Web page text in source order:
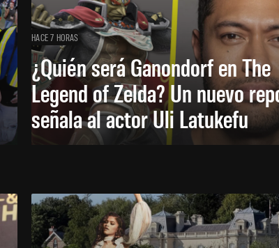
HACE 7 HORAS
¿Quién será Ganondorf en The
Legend of Zelda? Un nuevo
señala al actor Uli Latukefu